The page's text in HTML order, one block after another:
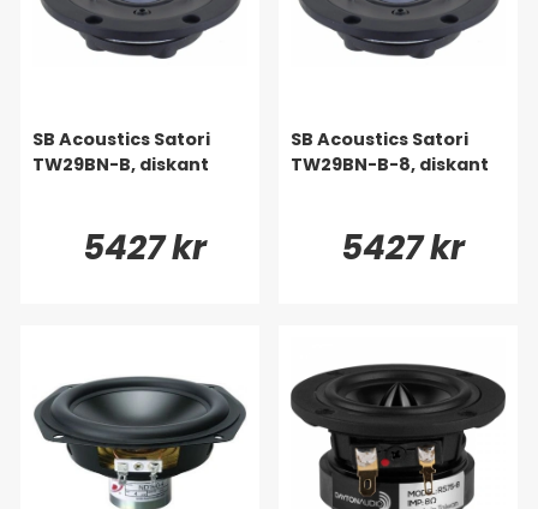
SB Acoustics Satori
TW29BN-B, diskant
5427 kr
SB Acoustics Satori
TW29BN-B-8, diskant
5427 kr